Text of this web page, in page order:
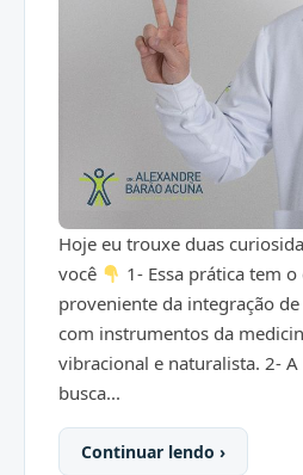
Hoje eu trouxe duas
você
1- Essa prática tem
proveniente da integração
com instrumentos da
vibracional e naturalista. 2-
busca...
Continuar lendo ›